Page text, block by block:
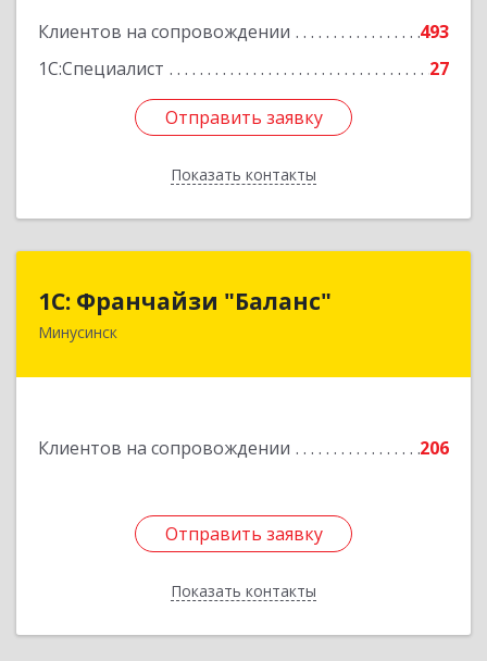
Клиентов на сопровождении
493
1С:Специалист
27
Отправить заявку
Показать контакты
Отправить заявку
Назад
1С: Франчайзи "Баланс"
Минусинск
Клиентов на сопровождении 206
Отправить заявку
Показать контакты
1С: Франчайзи "Баланс"
662610, Красноярский край, Минусинск г,
Отправить заявку
Назад